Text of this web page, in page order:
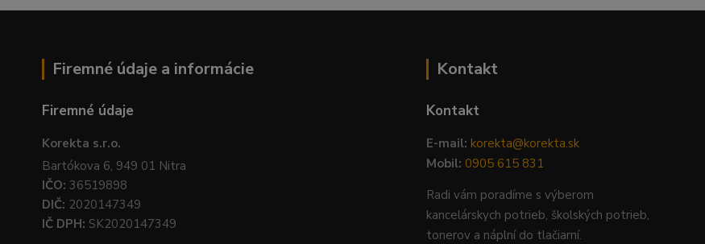
Firemné údaje a informácie
Firemné údaje
Korekta s.r.o.
Bartókova 6, 949 01 Nitra
IČO: 36519898
DIČ: 2020147349
IČ DPH: SK2020147349
Kontakt
Kontakt
E-mail: korekta@korekta.sk
Mobil: 0905 615 831
Radi vám poradíme s výberom
kancelárskych potrieb, školských potrieb,
tonerov a náplní do tlačiarní.